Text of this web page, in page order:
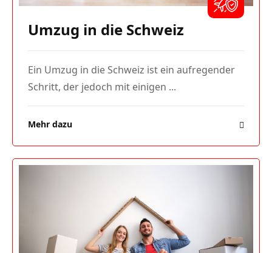
Umzug in die Schweiz
Ein Umzug in die Schweiz ist ein aufregender
Schritt, der jedoch mit einigen ...
Mehr dazu